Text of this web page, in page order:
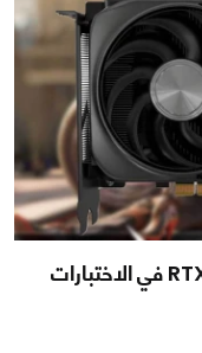
كارت RX 9050 يتخلّف عن الـ RTX 5050 في الاختبارات